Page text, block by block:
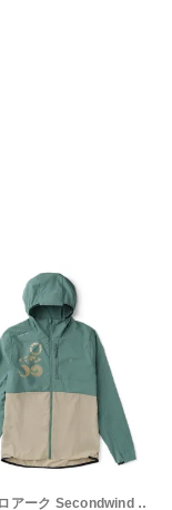
ROARK ロアーク Secondwind 3.0 Jacket Slate Green/Tan RJ269 メンズ・レディース ジャケット ウィンドシェル